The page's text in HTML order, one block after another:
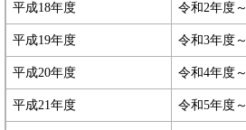
平成18年度 令和2年度～
平成19年度 令和3年度～
平成20年度 令和4年度～
平成21年度 令和5年度～